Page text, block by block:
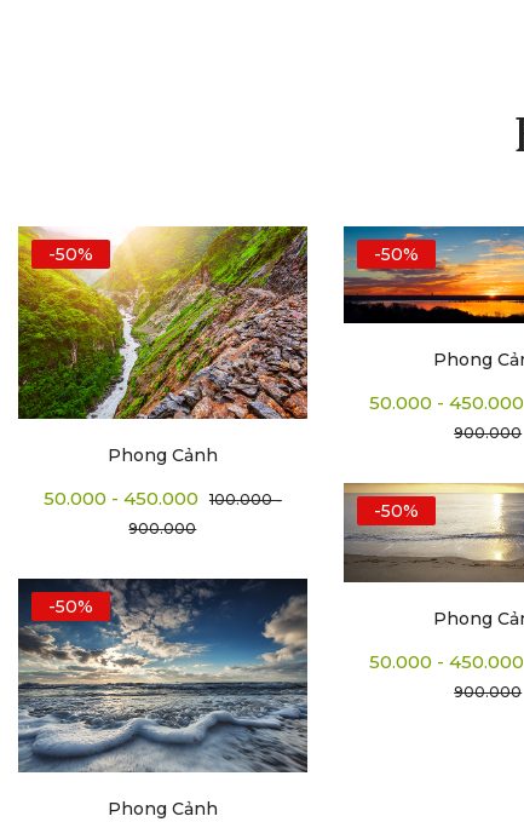
-50%
Phong Cảnh
50.000 - 450.000
100.000 -
900.000
-50%
Phong Cảnh
-50%
Phong
50.000 - 450.000
900.000
-50%
Phong
50.000 - 450.000
900.000